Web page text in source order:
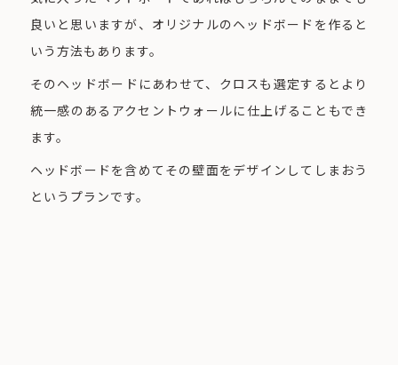
良いと思いますが、オリジナルのヘッドボードを作ると
いう方法もあります。
そのヘッドボードにあわせて、クロスも選定するとより
統一感のあるアクセントウォールに仕上げることもでき
ます。
ヘッドボードを含めてその壁面をデザインしてしまおう
というプランです。